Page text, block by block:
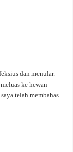
dan menular.
ke hewan
telah membahas